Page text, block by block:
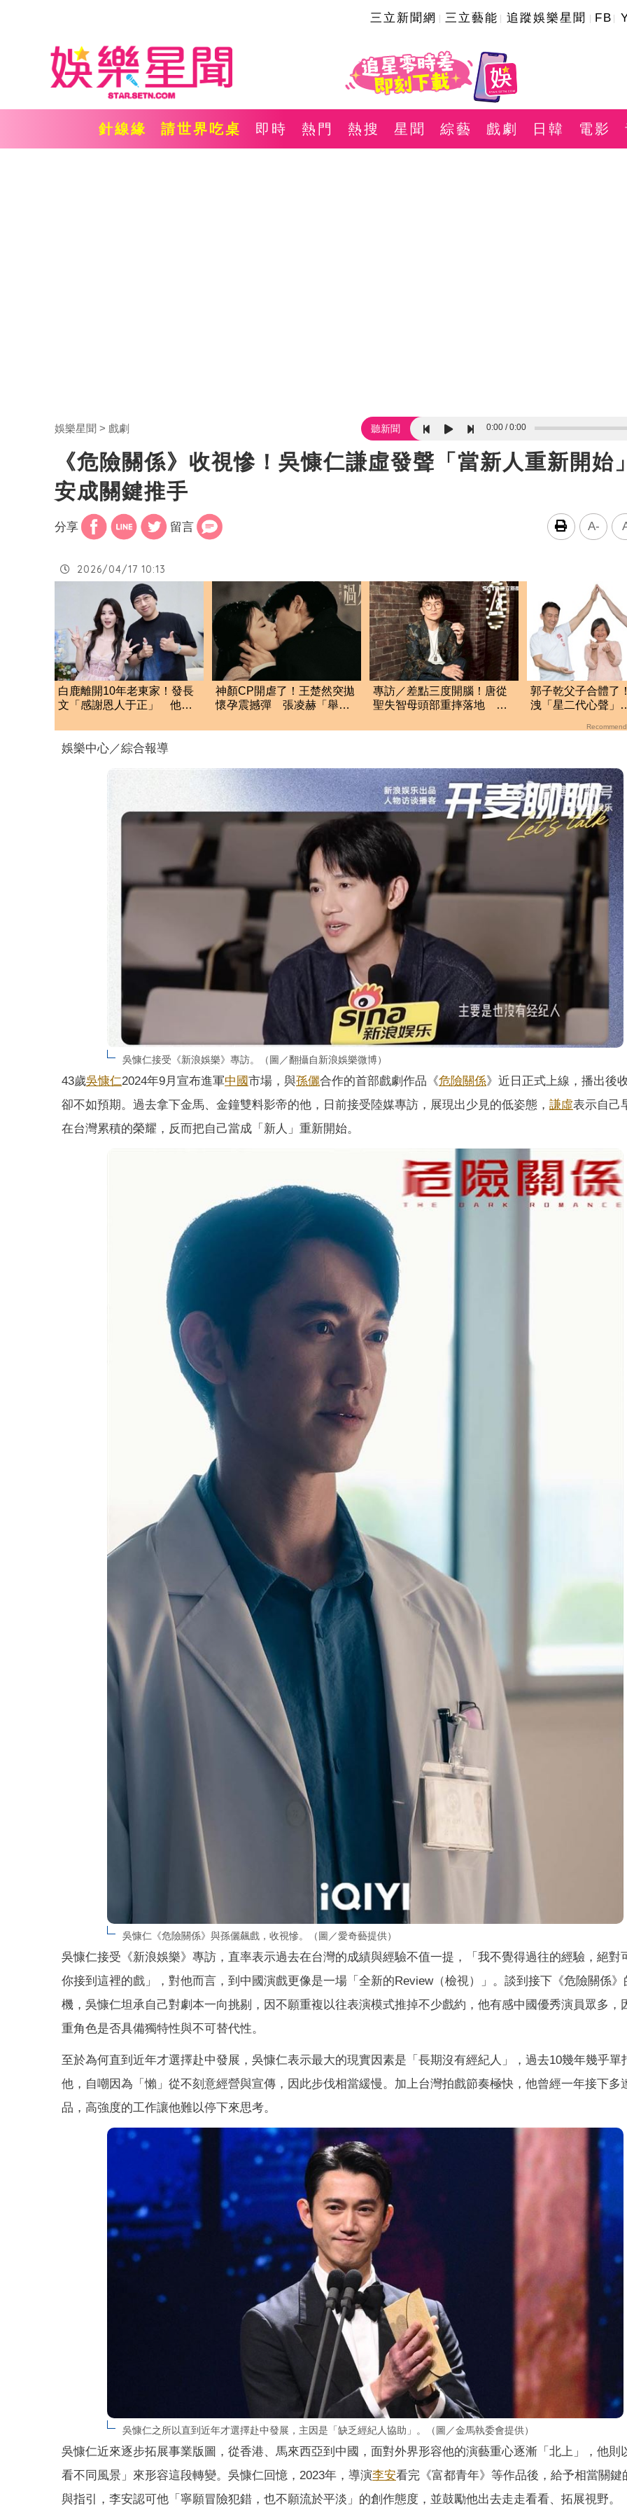
三立新聞網 三立藝能 追蹤娛樂星聞 FB
針線緣 請世界吃桌 即時 熱門 熱搜 星聞 綜藝 戲劇 日韓 電影
娛樂星聞 戲劇 聽新聞 0:00 0:00
《危險關係》收視慘！吳慷仁謙虛發聲「當新人重新開始
安成關鍵推手
分享 留言 A-
2026/04/17 10:13
白鹿離開10年老東家！發長
文「感謝恩人于正」 他親
神顏CP開虐了！王楚然突拋
懷孕震撼彈 張凌赫「舉槍
專訪／差點三度開腦！唐從
聖失智母頭部重摔落地
郭子乾父子合體了
洩「星二代心聲」
娛樂中心／綜合報導
吳慷仁接受《新浪娛樂》專訪。（圖／翻攝自新浪娛樂微博）
43歲吳慷仁2024年9月宣布進軍中國市場，與孫儷合作的首部戲劇作品《危險關係》近日正式上線，播出後
卻不如預期。過去拿下金馬、金鐘雙料影帝的他，日前接受陸媒專訪，展現出少見的低姿態， 謙虛表示自己
在台灣累積的榮耀，反而把自己當成「新人」重新開始。
吳慷仁《危險關係》與孫儷飆戲，收視慘。（圖／愛奇藝提供）
吳慷仁接受《新浪娛樂》專訪，直率表示過去在台灣的成績與經驗不值一提，「我不覺得過往的經驗，絕對
你接到這裡的戲」，對他而言，到中國演戲更像是一場「全新的Review（檢視）」。談到接下《危險關係》
機，吳慷仁坦承自己對劇本一向挑剔，因不願重複以往表演模式推掉不少戲約，他有感中國優秀演員眾多，
重角色是否具備獨特性與不可替代性。
至於為何直到近年才選擇赴中發展，吳慷仁表示最大的現實因素是「長期沒有經紀人」，過去10幾年幾乎單
他，自嘲因為「懶」從不刻意經營與宣傳，因此步伐相當緩慢。加上台灣拍戲節奏極快，他曾經一年接下多
品，高強度的工作讓他難以停下來思考。
吳慷仁之所以直到近年才選擇赴中發展，主因是「缺乏經紀人協助」。（圖／金馬執委會提供）
吳慷仁近來逐步拓展事業版圖，從香港、馬來西亞到中國，面對外界形容他的演藝重心逐漸「北上」，他則
看不同風景」來形容這段轉變。吳慷仁回憶，2023年，導演李安看完《富都青年》等作品後，給予相當關鍵
與指引，李安認可他「寧願冒險犯錯，也不願流於平淡」的創作態度，並鼓勵他出去走走看看、拓展視野。